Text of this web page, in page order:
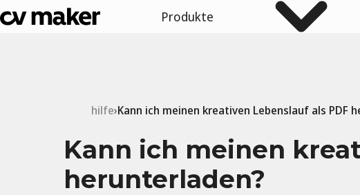
Produkte
hilfe Kann ich meinen kreativen Lebenslauf als PDF
Kann ich meinen
herunterladen?